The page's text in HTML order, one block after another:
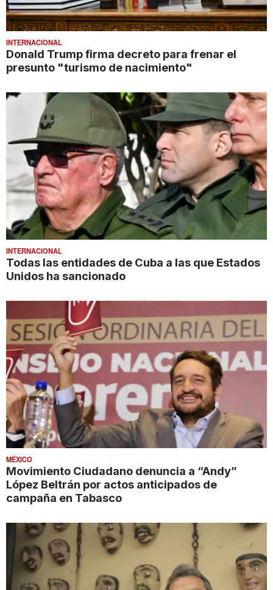
INTERNACIONAL
Donald Trump firma decreto para frenar el
presunto "turismo de nacimiento"
INTERNACIONAL
Todas las entidades de Cuba a las que Estados
Unidos ha sancionado
MÉXICO
Movimiento Ciudadano denuncia a “Andy”
López Beltrán por actos anticipados de
campaña en Tabasco